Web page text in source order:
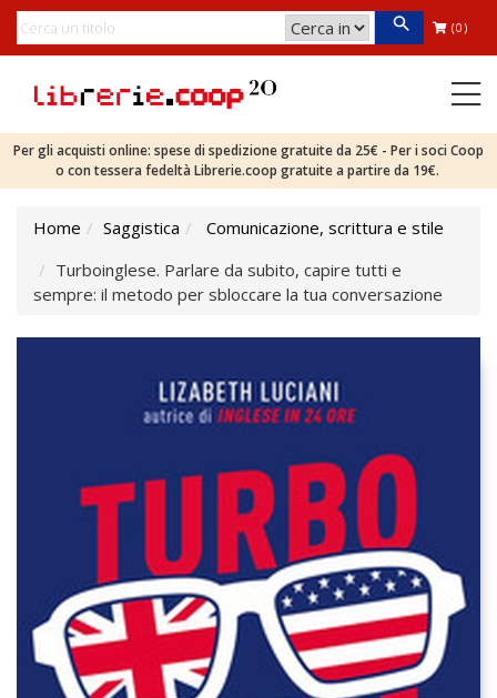
(0)
Per gli acquisti online: spese di spedizione gratuite da 25€ - Per i soci Coop
o con tessera fedeltà Librerie.coop gratuite a partire da 19€.
Home Saggistica
Comunicazione, scrittura e stile
Turboinglese. Parlare da subito, capire tutti e
sempre: il metodo per sbloccare la tua conversazione